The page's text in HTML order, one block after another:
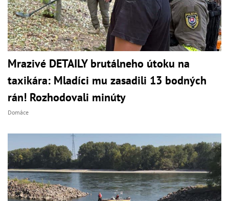
Mrazivé DETAILY brutálneho útoku na
taxikára: Mladíci mu zasadili 13 bodných
rán! Rozhodovali minúty
Domáce